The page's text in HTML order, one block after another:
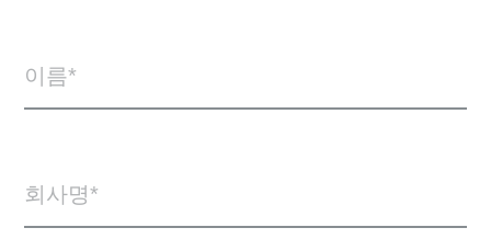
이름
회사명